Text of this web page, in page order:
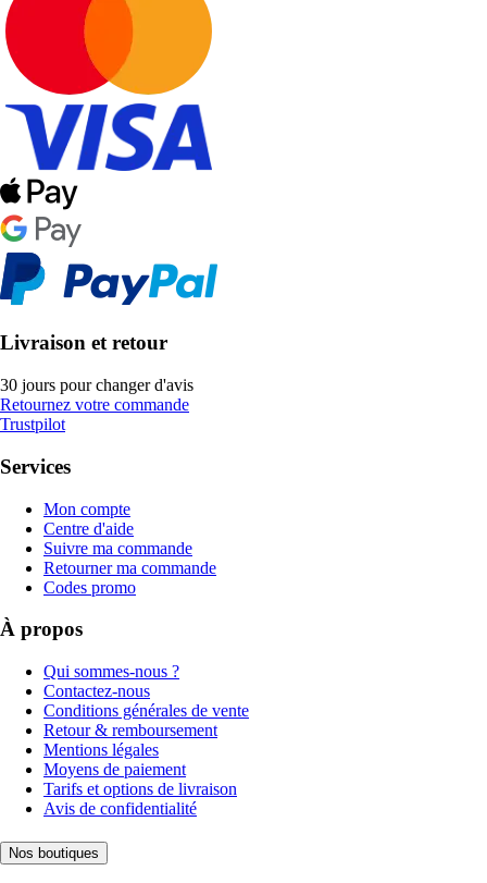
Livraison et retour
30 jours pour changer d'avis
Retournez votre commande
Trustpilot
Services
Mon compte
Centre d'aide
Suivre ma commande
Retourner ma commande
Codes promo
À propos
Qui sommes-nous ?
Contactez-nous
Conditions générales de vente
Retour & remboursement
Mentions légales
Moyens de paiement
Tarifs et options de livraison
Avis de confidentialité
Nos boutiques